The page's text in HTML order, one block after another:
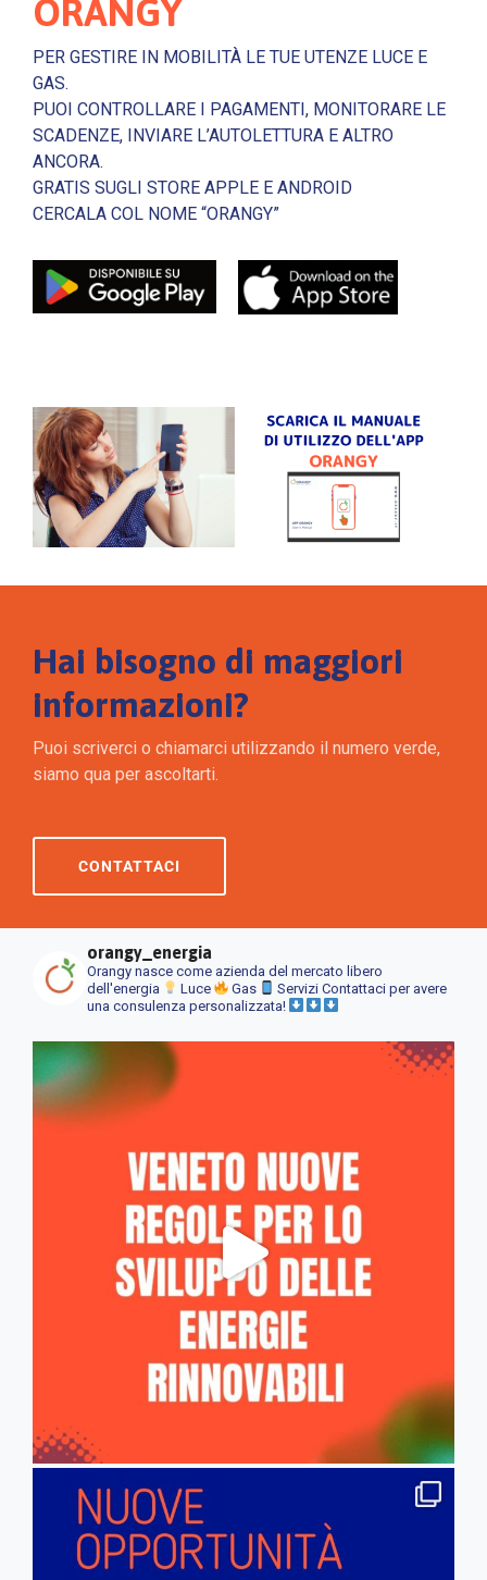
ORANGY
PER GESTIRE IN MOBILITÀ LE TUE UTENZE LUCE E
GAS.
PUOI CONTROLLARE I PAGAMENTI, MONITORARE LE
SCADENZE, INVIARE L’AUTOLETTURA E ALTRO
ANCORA.
GRATIS SUGLI STORE APPLE E ANDROID
CERCALA COL NOME “ORANGY”
Hai bisogno di maggiori
informazioni?
Puoi scriverci o chiamarci utilizzando il numero verde,
siamo qua per ascoltarti.
CONTATTACI
orangy_energia
Orangy nasce come azienda del mercato libero
dell'energia
Luce Gas Servizi Contattaci per avere
una consulenza personalizzata!